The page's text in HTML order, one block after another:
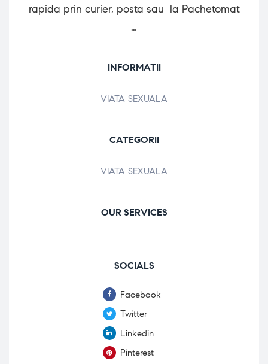
rapida prin curier, posta sau la Pachetomat
…
INFORMATII
VIATA SEXUALA
CATEGORII
VIATA SEXUALA
OUR SERVICES
SOCIALS
Facebook
Twitter
Linkedin
Pinterest